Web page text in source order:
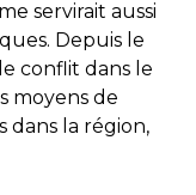
servirait aussi
Depuis le
conflit dans le
moyens de
la région,